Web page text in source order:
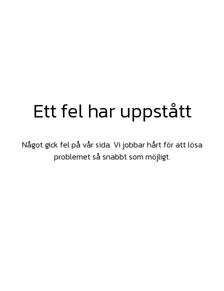
Ett fel har uppstått
Något gick fel på vår sida. Vi jobbar hårt för att lösa
problemet så snabbt som möjligt.